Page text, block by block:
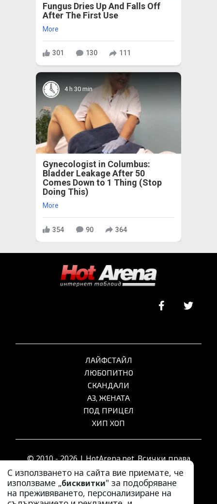
Fungus Dries Up And Falls Off
After The First Use
More
301 130 111
4 h 30 min
Gynecologist in Columbus:
Bladder Leakage After 50
Comes Down to 1 Thing (Stop
Doing This)
More
354 90 364
С използването на сайта вие приемате, че
използваме „бисквитки" за подобряване
на преживяването, персонализиране на
ЛАЙФСТАЙЛ
ЛЮБОПИТНО
СКАНДАЛИ
АЗ, ЖЕНАТА
ПОД ПРИЦЕЛ
ХИП ХОП
© 2010 - 2026 | HotArena.net. Всички права
запазени.
РЕКЛАМА